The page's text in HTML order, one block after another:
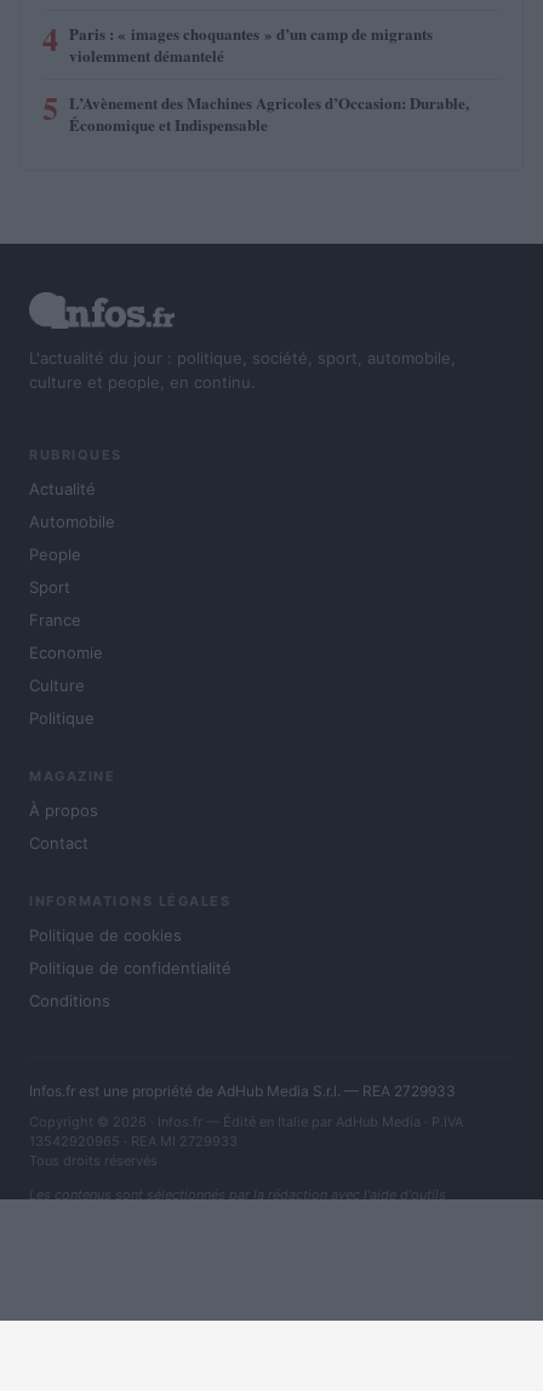
4 Paris : « images choquantes » d’un camp de migrants
violemment démantelé
5 L’Avènement des Machines Agricoles d’Occasion: Durable,
Économique et Indispensable
L'actualité du jour : politique, société, sport, automobile,
culture et people, en continu.
RUBRIQUES
Actualité
Automobile
People
Sport
France
Economie
Culture
Politique
MAGAZINE
À propos
Contact
INFORMATIONS LÉGALES
Politique de cookies
Politique de confidentialité
Conditions
Infos.fr est une propriété de AdHub Media S.r.l. — REA 2729933
Copyright © 2026 · Infos.fr — Édité en Italie par AdHub Media · P.IVA
13542920965 · REA MI 2729933
Tous droits réservés
Les contenus sont sélectionnés par la rédaction avec l'aide d'outils